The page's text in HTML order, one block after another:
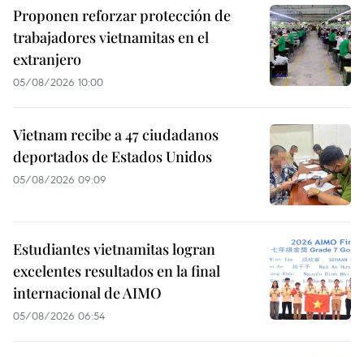
Proponen reforzar protección de
trabajadores vietnamitas en el
extranjero
05/08/2026 10:00
Vietnam recibe a 47 ciudadanos
deportados de Estados Unidos
05/08/2026 09:09
Estudiantes vietnamitas logran
excelentes resultados en la final
internacional de AIMO
05/08/2026 06:54